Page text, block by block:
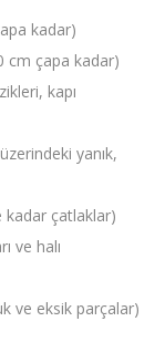
kadar)
cm çapa kadar)
kapı
yanık,
kadar çatlaklar)
ve halı
ve eksik parçalar)